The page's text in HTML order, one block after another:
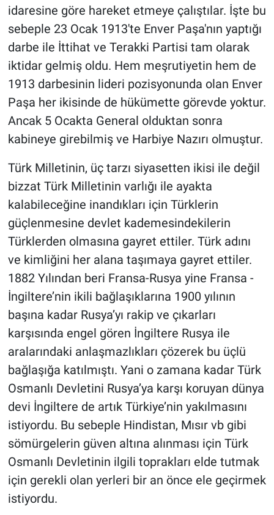
idaresine göre hareket etmeye çalıştılar. İşte bu
sebeple 23 Ocak 1913'te Enver Paşa'nın yaptığı
darbe ile İttihat ve Terakki Partisi tam olarak
iktidar gelmiş oldu. Hem meşrutiyetin hem de
1913 darbesinin lideri pozisyonunda olan Enver
Paşa her ikisinde de hükümette görevde yoktur.
Ancak 5 Ocakta General olduktan sonra
kabineye girebilmiş ve Harbiye Nazırı olmuştur.
Türk Milletinin, üç tarzı siyasetten ikisi ile değil
bizzat Türk Milletinin varlığı ile ayakta
kalabileceğine inandıkları için Türklerin
güçlenmesine devlet kademesindekilerin
Türklerden olmasına gayret ettiler. Türk adını
ve kimliğini her alana taşımaya gayret ettiler.
1882 Yılından beri Fransa-Rusya yine Fransa -
İngiltere’nin ikili bağlaşıklarına 1900 yılının
başına kadar Rusya’yı rakip ve çıkarları
karşısında engel gören İngiltere Rusya ile
aralarındaki anlaşmazlıkları çözerek bu üçlü
bağlaşığa katılmıştı. Yani o zamana kadar Türk
Osmanlı Devletini Rusya’ya karşı koruyan dünya
devi İngiltere de artık Türkiye’nin yakılmasını
istiyordu. Bu sebeple Hindistan, Mısır vb gibi
sömürgelerin güven altına alınması için Türk
Osmanlı Devletinin ilgili toprakları elde tutmak
için gerekli olan yerleri bir an önce ele geçirmek
istiyordu.